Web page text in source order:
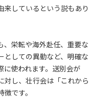
来しているという説もあり
、栄転や海外赴任、重要な
としての異動など、明確な
に使われます。送別会が
対し、壮行会は「これから
です。